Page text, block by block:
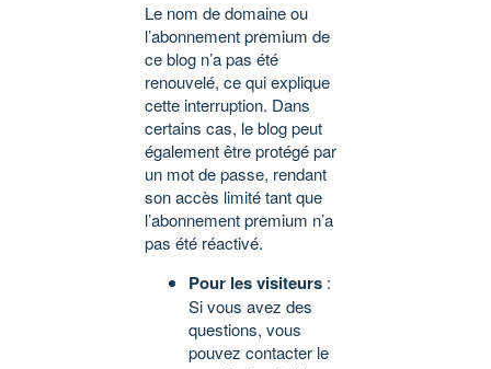
Le nom de domaine ou
l’abonnement premium de
ce blog n’a pas été
renouvelé, ce qui explique
cette interruption. Dans
certains cas, le blog peut
également être protégé par
un mot de passe, rendant
son accès limité tant que
l’abonnement premium n’a
pas été réactivé.
Pour les visiteurs :
Si vous avez des
questions, vous
pouvez contacter le